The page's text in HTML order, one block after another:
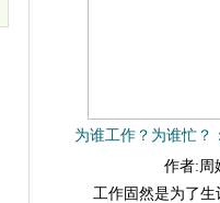
为谁工作？为谁忙？
作者:周
工作固然是为了